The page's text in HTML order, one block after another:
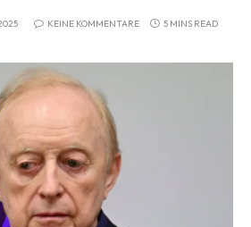
KEINE KOMMENTARE 5 MINS READ